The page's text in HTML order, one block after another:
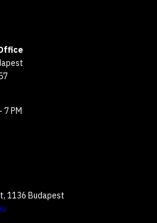
7 PM
1136 Budapest